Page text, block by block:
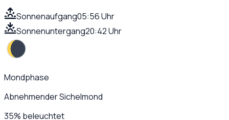
Sonnenaufgang05:56 Uhr
Sonnenuntergang20:42 Uhr
Mondphase
Abnehmender Sichelmond
35% beleuchtet